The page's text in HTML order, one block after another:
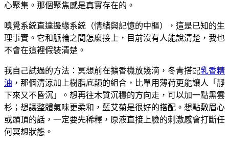
心聚集。那個聚焦感是真實存在的。
嗅覺系統直達邊緣系統（情緒與記憶的中樞），這是已知的生
理事實。它和脈輪之間怎麼接上，目前沒有人能說清楚，我也
不會在這裡假裝清楚。
我自己試過的方法：冥想前在擴香機放幾滴，冬青搭配乳香精
油 ，那個清涼加上樹脂底韻的組合，比單用薄荷更能讓人「靜
下來又不昏沉」。想再往木質沉穩的方向走，可以加一點黑雲
杉；想讓整體氣味更柔和，藍艾菊是很好的搭配。想點敷眉心
或頭頂的話，一定要先稀釋，原液直接上臉的刺激感會打斷任
何冥想狀態。